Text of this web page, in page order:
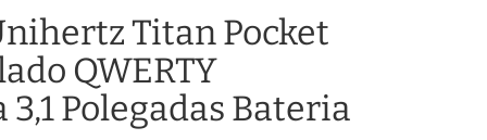
Titan Pocket
QWERTY
Polegadas Bateria